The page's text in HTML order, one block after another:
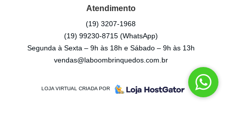
Atendimento
(19) 3207-1968
(19) 99230-8715 (WhatsApp)
Segunda à Sexta – 9h às 18h e Sábado – 9h às 13h
vendas@laboombrinquedos.com.br
LOJA VIRTUAL CRIADA POR